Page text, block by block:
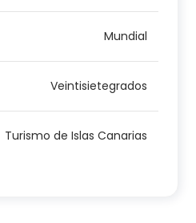
Mundial
Veintisietegrados
Turismo de Islas Canarias